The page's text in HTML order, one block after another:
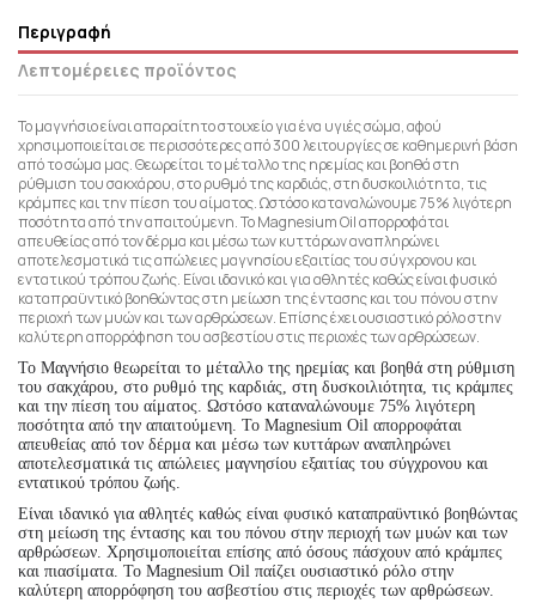
Περιγραφή
Λεπτομέρειες προϊόντος
Το μαγνήσιο είναι απαραίτητο στοιχείο για ένα υγιές σώμα, αφού
χρησιμοποιείται σε περισσότερες από 300 λειτουργίες σε καθημερινή βάση
από το σώμα μας. Θεωρείται το μέταλλο της ηρεμίας και βοηθά στη
ρύθμιση του σακχάρου, στο ρυθμό της καρδιάς, στη δυσκοιλιότητα, τις
κράμπες και την πίεση του αίματος. Ωστόσο καταναλώνουμε 75% λιγότερη
ποσότητα από την απαιτούμενη. Το Magnesium Oil απορροφάται
απευθείας από τον δέρμα και μέσω των κυττάρων αναπληρώνει
αποτελεσματικά τις απώλειες μαγνησίου εξαιτίας του σύγχρονου και
εντατικού τρόπου ζωής. Είναι ιδανικό και για αθλητές καθώς είναι φυσικό
καταπραϋντικό βοηθώντας στη μείωση της έντασης και του πόνου στην
περιοχή των μυών και των αρθρώσεων. Επίσης έχει ουσιαστικό ρόλο στην
καλύτερη απορρόφηση του ασβεστίου στις περιοχές των αρθρώσεων.
Το Μαγνήσιο θεωρείται το μέταλλο της ηρεμίας και βοηθά στη ρύθμιση
του σακχάρου, στο ρυθμό της καρδιάς, στη δυσκοιλιότητα, τις κράμπες
και την πίεση του αίματος. Ωστόσο καταναλώνουμε 75% λιγότερη
ποσότητα από την απαιτούμενη. Το Magnesium Oil απορροφάται
απευθείας από τον δέρμα και μέσω των κυττάρων αναπληρώνει
αποτελεσματικά τις απώλειες μαγνησίου εξαιτίας του σύγχρονου και
εντατικού τρόπου ζωής.
Είναι ιδανικό για αθλητές καθώς είναι φυσικό καταπραϋντικό βοηθώντας
στη μείωση της έντασης και του πόνου στην περιοχή των μυών και των
αρθρώσεων. Χρησιμοποιείται επίσης από όσους πάσχουν από κράμπες
και πιασίματα. Το Magnesium Oil παίζει ουσιαστικό ρόλο στην
καλύτερη απορρόφηση του ασβεστίου στις περιοχές των αρθρώσεων.